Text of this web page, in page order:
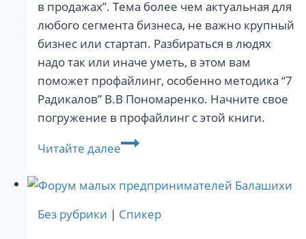
в продажах”. Тема более чем актуальная для
любого сегмента бизнеса, не важно крупный
бизнес или стартап. Разбираться в людях
надо так или иначе уметь, в этом вам
поможет профайлинг, особенно методика “7
Радикалов” В.В Пономаренко. Начните свое
погружение в профайлинг с этой книги.
Читайте далееПрофайлинг
Без рубрики | Спикер